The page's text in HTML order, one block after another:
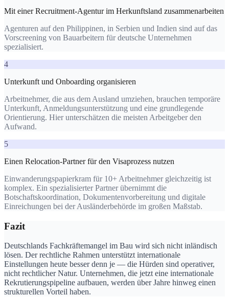
Mit einer Recruitment-Agentur im Herkunftsland zusammenarbeiten
Agenturen auf den Philippinen, in Serbien und Indien sind auf das
Vorscreening von Bauarbeitern für deutsche Unternehmen
spezialisiert.
4
Unterkunft und Onboarding organisieren
Arbeitnehmer, die aus dem Ausland umziehen, brauchen temporäre
Unterkunft, Anmeldungsunterstützung und eine grundlegende
Orientierung. Hier unterschätzen die meisten Arbeitgeber den
Aufwand.
5
Einen Relocation-Partner für den Visaprozess nutzen
Einwanderungspapierkram für 10+ Arbeitnehmer gleichzeitig ist
komplex. Ein spezialisierter Partner übernimmt die
Botschaftskoordination, Dokumentenvorbereitung und digitale
Einreichungen bei der Ausländerbehörde im großen Maßstab.
Fazit
Deutschlands Fachkräftemangel im Bau wird sich nicht inländisch
lösen. Der rechtliche Rahmen unterstützt internationale
Einstellungen heute besser denn je — die Hürden sind operativer,
nicht rechtlicher Natur. Unternehmen, die jetzt eine internationale
Rekrutierungspipeline aufbauen, werden über Jahre hinweg einen
strukturellen Vorteil haben.